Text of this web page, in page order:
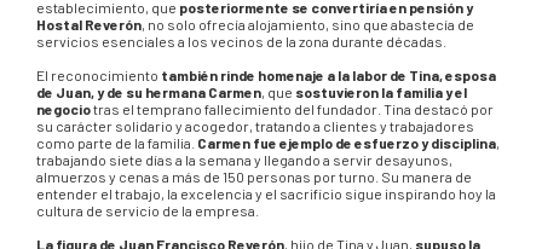
establecimiento, que posteriormente se convertiría en pensión y
Hostal Reverón, no solo ofrecía alojamiento, sino que abastecía de
servicios esenciales a los vecinos de la zona durante décadas.
El reconocimiento también rinde homenaje a la labor de Tina, esposa
de Juan, y de su hermana Carmen, que sostuvieron la familia y el
negociotras el temprano fallecimiento del fundador. Tina destacó por
su carácter solidario y acogedor, tratando a clientes y trabajadores
como parte de la familia. Carmen fue ejemplo de esfuerzo y disciplina,
trabajando siete días a la semana y llegando a servir desayunos,
almuerzos y cenas a más de 150 personas por turno. Su manera de
entender el trabajo, la excelencia y el sacrificio sigue inspirando hoy la
cultura de servicio de la empresa.
La figura de Juan Francisco Reverón, hijo de Tina y Juan, supuso la